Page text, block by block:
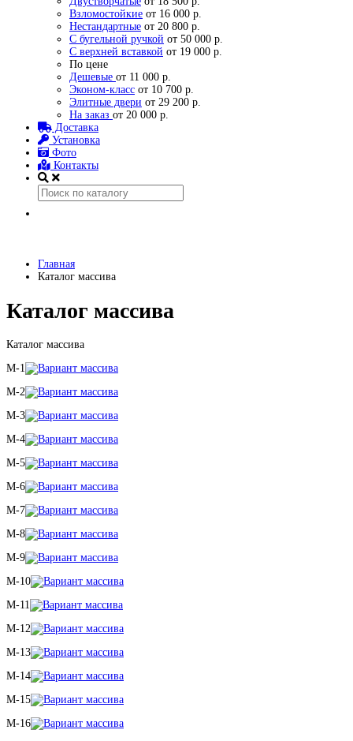
Взломостойкие от 16 000 р.
Нестандартные от 20 800 р.
С бугельной ручкой от 50 000 р.
С верхней вставкой от 19 000 р.
По цене
Дешевые от 11 000 р.
Эконом-класс от 10 700 р.
Элитные двери от 29 200 р.
На заказ от 20 000 р.
Доставка
Установка
Фото
Контакты
Главная
Каталог массива
Каталог массива
Каталог массива
M-1
M-2
M-3
M-4
M-5
M-6
M-7
M-8
M-9
M-10
M-11
M-12
M-13
M-14
M-15
M-16